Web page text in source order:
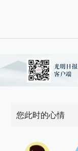
您此时的心情